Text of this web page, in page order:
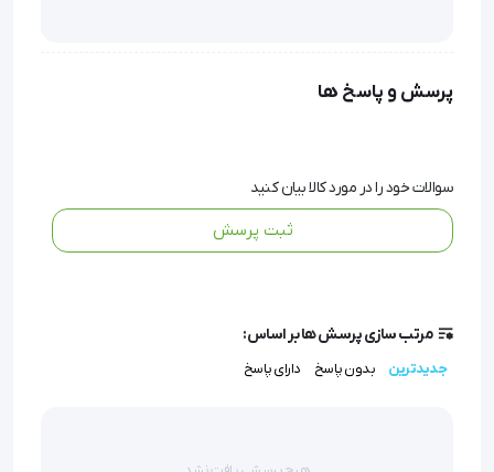
و ترشحات داخل لوله
رساندن وزن كالا
پرسش و پاسخ ها
سوالات خود را در مورد کالا بیان کنید
ثبت پرسش
مرتب سازی پرسش ها بر اساس:
جدیدترین بدون پاسخ دارای پاسخ